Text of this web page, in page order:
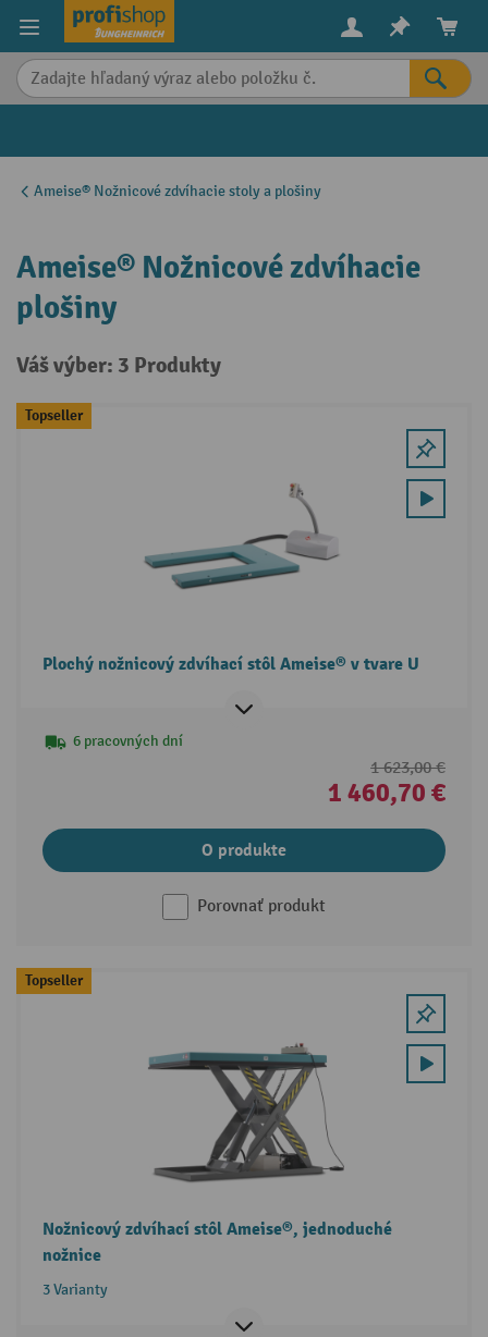
content
Ameise® Nožnicové zdvíhacie stoly a plošiny
Ameise® Nožnicové zdvíhacie
plošiny
Váš výber: 3 Produkty
Topseller
Plochý nožnicový zdvíhací stôl Ameise® v tvare U
6 pracovných dní
1 623,00 €
1 460,70 €
O produkte
Porovnať produkt
Topseller
Nožnicový zdvíhací stôl Ameise®, jednoduché
nožnice
3 Varianty